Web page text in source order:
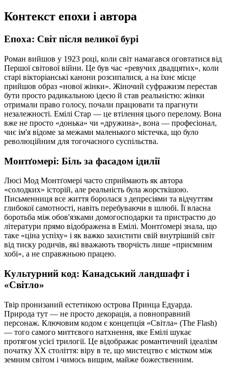
Контекст епохи і автора
Епоха: Світ після великої бурі
Роман вийшов у 1923 році, коли світ намагався оговтатися від
Першої світової війни. Це був час «ревучих двадцятих», коли
старі вікторіанські канони розсипалися, а на їхнє місце
прийшов образ «нової жінки». Жіночий суфражизм перестав
бути просто радикальною ідеєю й став реальністю: жінки
отримали право голосу, почали працювати та прагнути
незалежності. Емілі Стар — це втілення цього перелому. Вона
вже не просто «донька» чи «дружина», вона — професіонал,
чиє ім'я відоме за межами маленького містечка, що було
революційним для тогочасного суспільства.
Монтґомері: Біль за фасадом ідилії
Люсі Мод Монтґомері часто сприймають як автора
«солодких» історій, але реальність була жорсткішою.
Письменниця все життя боролася з депресіями та відчуттям
глибокої самотності, навіть перебуваючи в шлюбі. Її власна
боротьба між обов'язками домогосподарки та пристрастю до
літератури прямо відображена в Емілі. Монтґомері знала, що
таке «ціна успіху» і як важко захистити свій внутрішній світ
від тиску родичів, які вважають творчість лише «приємним
хобі», а не справжньою працею.
Культурний код: Канадський ландшафт і
«Світло»
Твір пронизаний естетикою острова Принца Едуарда.
Природа тут — не просто декорація, а повноправний
персонаж. Ключовим кодом є концепція «Світла» (The Flash)
— того самого миттєвого натхнення, яке Емілі шукає
протягом усієї трилогії. Це відображає романтичний ідеалізм
початку XX століття: віру в те, що мистецтво є містком між
земним світом і чимось вищим, майже божественним.